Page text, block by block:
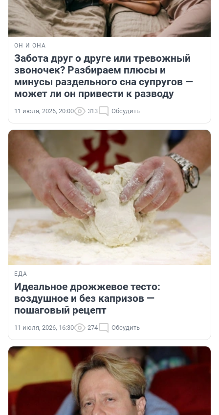
ОН И ОНА
Забота друг о друге или тревожный
звоночек? Разбираем плюсы и
минусы раздельного сна супругов —
может ли он привести к разводу
11 июля, 2026, 20:00 313 Обсудить
ЕДА
Идеальное дрожжевое тесто:
воздушное и без капризов —
пошаговый рецепт
11 июля, 2026, 16:30 274 Обсудить